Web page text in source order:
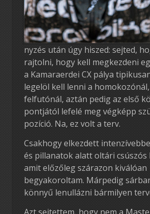
nyzés után úgy hiszed: sejted,
rajtolni, hogy kell megkezdeni
a Kamaraerdei CX pálya
legelöl kell lenni a
felfutónál, aztán pedig az első
pontjától lefelé meg végképp
pozíció. Na, ez volt a terv.
Csakhogy elkezdett
és pillanatok alatt oltári csúszós
amit előzőleg szárazon kiválóan
begyakoroltam. Márpedig
könnyű lenullázni bármilyen